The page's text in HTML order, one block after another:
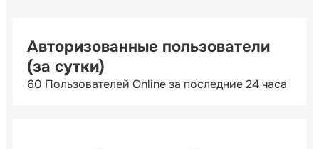
Авторизованные пользователи
(за сутки)
60 Пользователей Online за последние 24 часа